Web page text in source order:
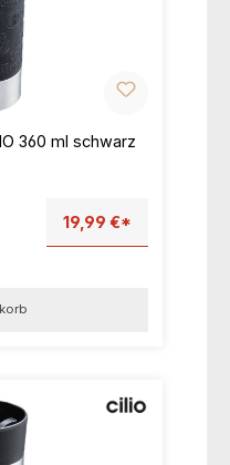
360 ml schwarz
19,99 €*